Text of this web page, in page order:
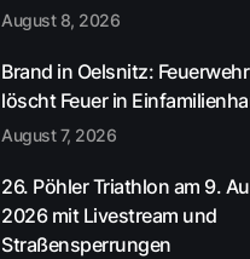
August 8, 2026
Brand in Oelsnitz: Feuerwehr
löscht Feuer in
August 7, 2026
26. Pöhler Triathlon am 9.
2026 mit Livestream und
Straßensperrungen